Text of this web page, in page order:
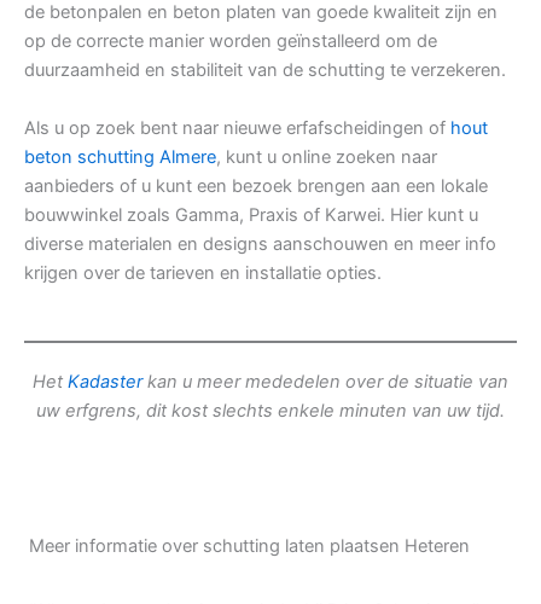
de betonpalen en beton platen van goede kwaliteit zijn en
op de correcte manier worden geïnstalleerd om de
duurzaamheid en stabiliteit van de schutting te verzekeren.
Als u op zoek bent naar nieuwe erfafscheidingen of hout
beton schutting Almere, kunt u online zoeken naar
aanbieders of u kunt een bezoek brengen aan een lokale
bouwwinkel zoals Gamma, Praxis of Karwei. Hier kunt u
diverse materialen en designs aanschouwen en meer info
krijgen over de tarieven en installatie opties.
Het Kadasterkan u meer mededelen over de situatie van
uw erfgrens, dit kost slechts enkele minuten van uw tijd.
Meer informatie over schutting laten plaatsen Heteren